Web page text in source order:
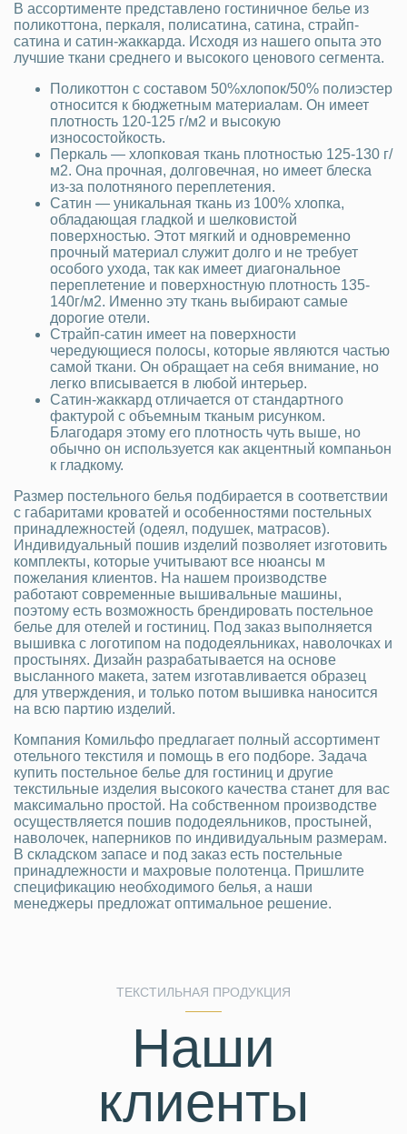
В ассортименте представлено гостиничное белье из
поликоттона, перкаля, полисатина, сатина, страйп-
сатина и сатин-жаккарда. Исходя из нашего опыта это
лучшие ткани среднего и высокого ценового сегмента.
Поликоттон с составом 50%хлопок/50% полиэстер
относится к бюджетным материалам. Он имеет
плотность 120-125 г/м2 и высокую
износостойкость.
Перкаль — хлопковая ткань плотностью 125-130 г/
м2. Она прочная, долговечная, но имеет блеска
из-за полотняного переплетения.
Сатин — уникальная ткань из 100% хлопка,
обладающая гладкой и шелковистой
поверхностью. Этот мягкий и одновременно
прочный материал служит долго и не требует
особого ухода, так как имеет диагональное
переплетение и поверхностную плотность 135-
140г/м2. Именно эту ткань выбирают самые
дорогие отели.
Страйп-сатин имеет на поверхности
чередующиеся полосы, которые являются частью
самой ткани. Он обращает на себя внимание, но
легко вписывается в любой интерьер.
Сатин-жаккард отличается от стандартного
фактурой с объемным тканым рисунком.
Благодаря этому его плотность чуть выше, но
обычно он используется как акцентный компаньон
к гладкому.
Размер постельного белья подбирается в соответствии
с габаритами кроватей и особенностями постельных
принадлежностей (одеял, подушек, матрасов).
Индивидуальный пошив изделий позволяет изготовить
комплекты, которые учитывают все нюансы м
пожелания клиентов. На нашем производстве
работают современные вышивальные машины,
поэтому есть возможность брендировать постельное
белье для отелей и гостиниц. Под заказ выполняется
вышивка с логотипом на пододеяльниках, наволочках и
простынях. Дизайн разрабатывается на основе
высланного макета, затем изготавливается образец
для утверждения, и только потом вышивка наносится
на всю партию изделий.
Компания Комильфо предлагает полный ассортимент
отельного текстиля и помощь в его подборе. Задача
купить постельное белье для гостиниц и другие
текстильные изделия высокого качества станет для вас
максимально простой. На собственном производстве
осуществляется пошив пододеяльников, простыней,
наволочек, наперников по индивидуальным размерам.
В складском запасе и под заказ есть постельные
принадлежности и махровые полотенца. Пришлите
спецификацию необходимого белья, а наши
менеджеры предложат оптимальное решение.
ТЕКСТИЛЬНАЯ ПРОДУКЦИЯ
Наши
клиенты